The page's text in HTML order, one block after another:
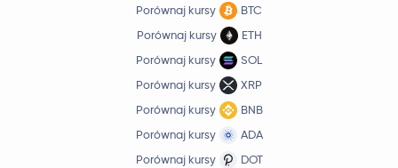
Porównaj kursy
BTC
Porównaj kursy
ETH
Porównaj kursy
SOL
Porównaj kursy
XRP
Porównaj kursy
BNB
Porównaj kursy
ADA
Porównaj kursy
DOT